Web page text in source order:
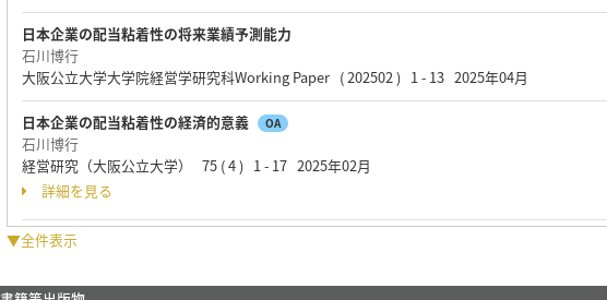
日本企業の配当粘着性の将来業績予測能力
石川博行
大阪公立大学大学院経営学研究科Working Paper ( 202502 ) 1 - 13 2025年04月
日本企業の配当粘着性の経済的意義 OA
石川博行
経営研究（大阪公立大学） 75 ( 4 ) 1 - 17 2025年02月
詳細を見る
▼全件表示